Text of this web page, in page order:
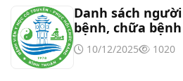
Danh sách
bệnh, chữa bệnh
10/12/2025 1020